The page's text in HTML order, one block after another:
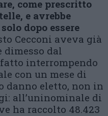
come prescritto
e avrebbe
dopo essere
Cecconi aveva già
dimesso dal
interrompendo
con un mese di
danno eletto, non in
all’uninominale di
ha raccolto 48.423